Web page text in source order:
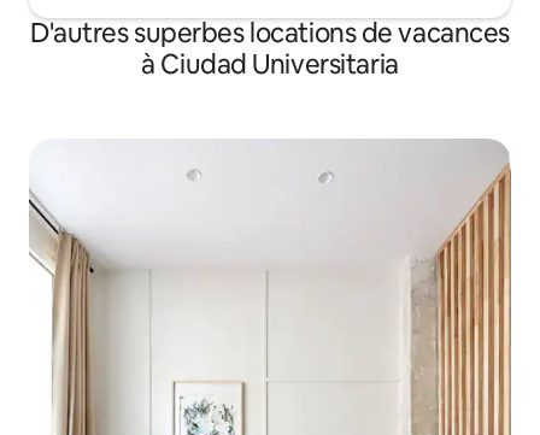
D'autres superbes locations de vacances
à Ciudad Universitaria